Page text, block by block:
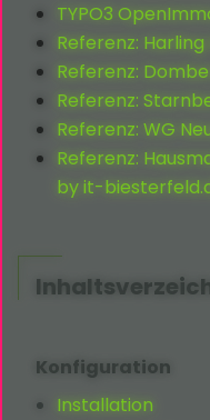
TYPO3
Referenz:
Referenz:
Referenz:
Referenz: WG
Referenz:
by it-
Konfiguration
Installation